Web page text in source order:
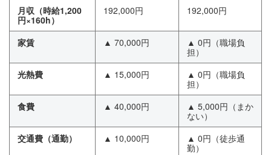
月収（時給1,200
円×160h）
192,000円 192,000円
家賃 ▲ 70,000円
▲ 0円（職場負
担）
光熱費
▲ 15,000円
▲ 0円（職場負
担）
食費
▲ 40,000円
▲ 5,000円（まか
ない）
交通費（通勤）
▲ 10,000円
▲ 0円（徒歩通
勤）